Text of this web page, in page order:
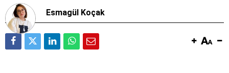
Esmagül Koçak